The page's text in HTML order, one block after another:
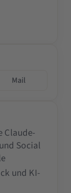
Mail
Claude-
Social
und KI-